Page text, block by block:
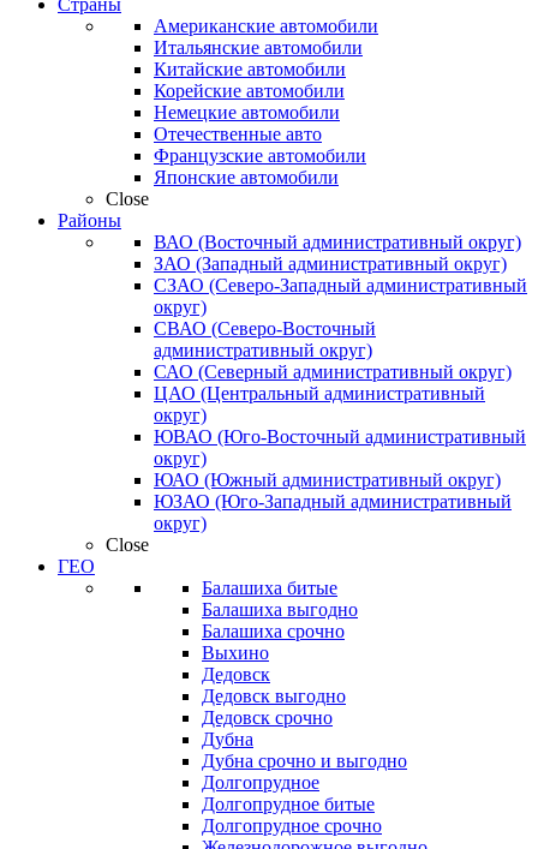
Страны
Американские автомобили
Итальянские автомобили
Китайские автомобили
Корейские автомобили
Немецкие автомобили
Отечественные авто
Французские автомобили
Японские автомобили
Close
Районы
ВАО (Восточный административный округ)
ЗАО (Западный административный округ)
СЗАО (Северо-Западный административный
округ)
СВАО (Северо-Восточный
административный округ)
САО (Северный административный округ)
ЦАО (Центральный административный
округ)
ЮВАО (Юго-Восточный административный
округ)
ЮАО (Южный административный округ)
ЮЗАО (Юго-Западный административный
округ)
Close
ГЕО
Балашиха битые
Балашиха выгодно
Балашиха срочно
Выхино
Дедовск
Дедовск выгодно
Дедовск срочно
Дубна
Дубна срочно и выгодно
Долгопрудное
Долгопрудное битые
Долгопрудное срочно